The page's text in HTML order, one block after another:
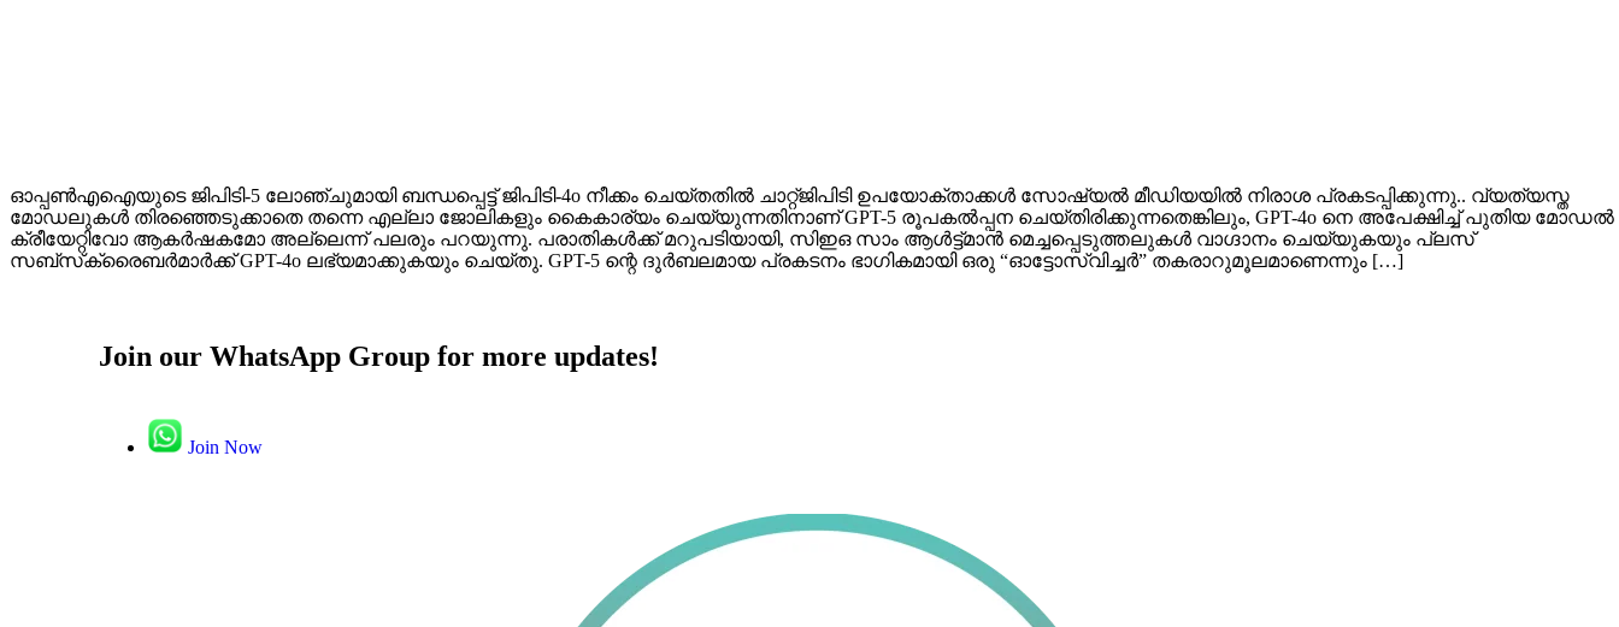
ഓപ്പൺഎഐയുടെ ജിപിടി-5 ലോഞ്ചുമായി ബന്ധപ്പെട്ട് ജിപിടി-4o നീക്കം ചെയ്തതിൽ ചാറ്റ്ജിപിടി ഉപയോക്താക്കൾ സോഷ്യൽ മീഡിയയിൽ നിരാശ പ്രകടപ്പിക്കുന്നു.. വ്യത്യസ്ത
മോഡലുകൾ തിരഞ്ഞെടുക്കാതെ തന്നെ എല്ലാ ജോലികളും കൈകാര്യം ചെയ്യുന്നതിനാണ് GPT-5 രൂപകൽപ്പന ചെയ്‌തിരിക്കുന്നതെങ്കിലും, GPT-4o നെ അപേക്ഷിച്ച് പുതിയ മോഡൽ
ക്രീയേറ്റിവോ ആകർഷകമോ അല്ലെന്ന് പലരും പറയുന്നു. പരാതികൾക്ക് മറുപടിയായി, സിഇഒ സാം ആൾട്ട്മാൻ മെച്ചപ്പെടുത്തലുകൾ വാഗ്ദാനം ചെയ്യുകയും പ്ലസ്
സബ്‌സ്‌ക്രൈബർമാർക്ക് GPT-4o ലഭ്യമാക്കുകയും ചെയ്തു. GPT-5 ന്റെ ദുർബലമായ പ്രകടനം ഭാഗികമായി ഒരു “ഓട്ടോസ്വിച്ചർ” തകരാറുമൂലമാണെന്നും […]
Join our WhatsApp Group for more updates!
Join Now